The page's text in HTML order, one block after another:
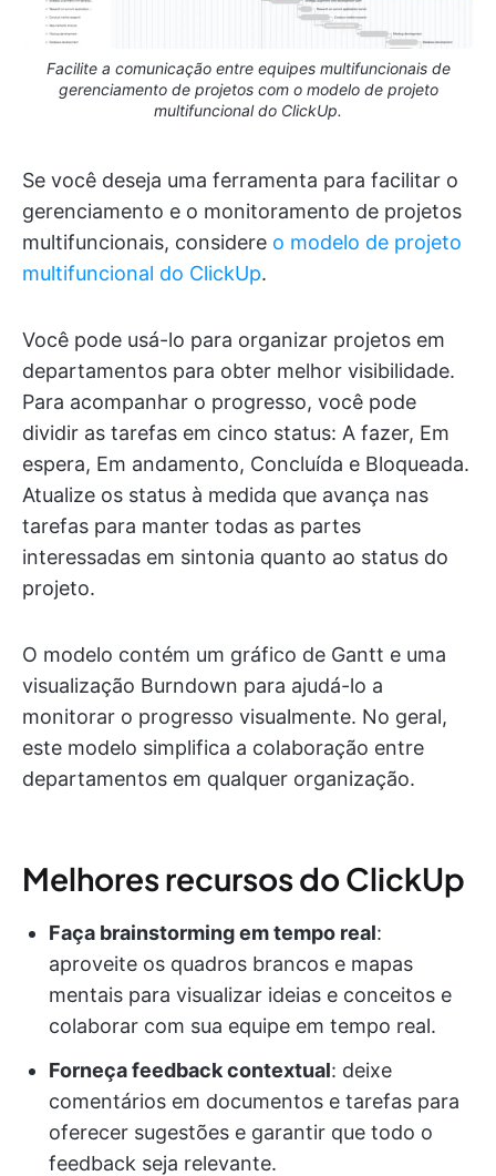
Facilite a comunicação entre equipes multifuncionais de
gerenciamento de projetos com o modelo de projeto
multifuncional do ClickUp.
Se você deseja uma ferramenta para facilitar o
gerenciamento e o monitoramento de projetos
multifuncionais, considere o modelo de projeto
multifuncional do ClickUp.
Você pode usá-lo para organizar projetos em
departamentos para obter melhor visibilidade.
Para acompanhar o progresso, você pode
dividir as tarefas em cinco status: A fazer, Em
espera, Em andamento, Concluída e Bloqueada.
Atualize os status à medida que avança nas
tarefas para manter todas as partes
interessadas em sintonia quanto ao status do
projeto.
O modelo contém um gráfico de Gantt e uma
visualização Burndown para ajudá-lo a
monitorar o progresso visualmente. No geral,
este modelo simplifica a colaboração entre
departamentos em qualquer organização.
Melhores recursos do ClickUp
Faça brainstorming em tempo real:
aproveite os quadros brancos e mapas
mentais para visualizar ideias e conceitos e
colaborar com sua equipe em tempo real.
Forneça feedback contextual: deixe
comentários em documentos e tarefas para
oferecer sugestões e garantir que todo o
feedback seja relevante.